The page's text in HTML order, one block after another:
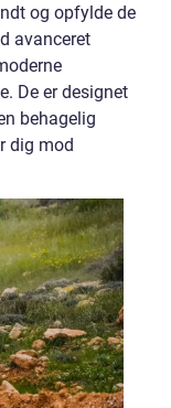
og opfylde de
avanceret
De er designet
behagelig
dig mod